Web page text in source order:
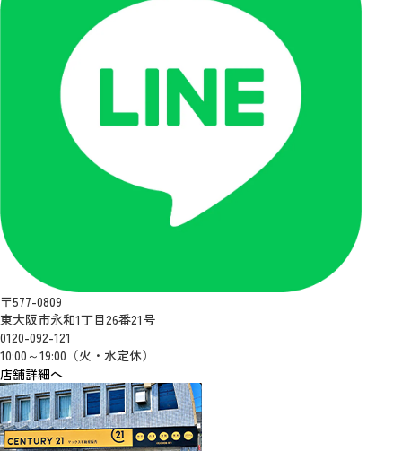
〒577-0809
東大阪市永和1丁目26番21号
0120-092-121
10:00～19:00（火・水定休）
店舗詳細へ